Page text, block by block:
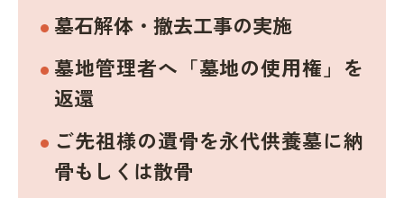
墓石解体・撤去工事の実施
墓地管理者へ「墓地の使用権」を
返還
ご先祖様の遺骨を永代供養墓に納
骨もしくは散骨